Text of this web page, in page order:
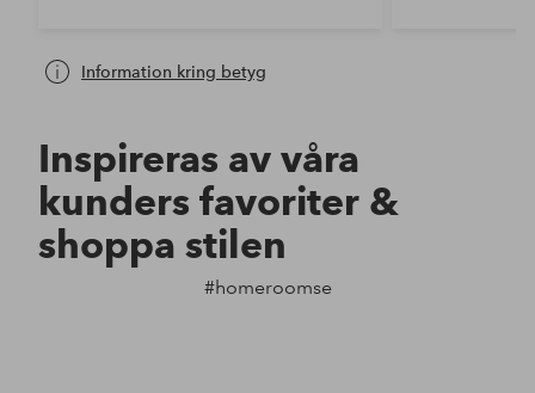
Information kring betyg
Inspireras av våra
kunders favoriter &
shoppa stilen
#homeroomse